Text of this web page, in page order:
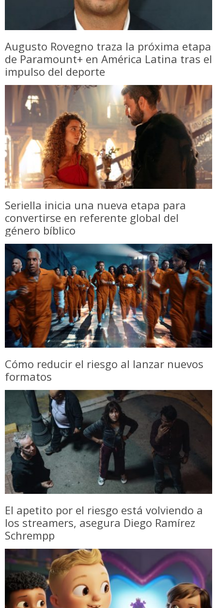
Augusto Rovegno traza la próxima etapa
de Paramount+ en América Latina tras el
impulso del deporte
Seriella inicia una nueva etapa para
convertirse en referente global del
género bíblico
Cómo reducir el riesgo al lanzar nuevos
formatos
El apetito por el riesgo está volviendo a
los streamers, asegura Diego Ramírez
Schrempp